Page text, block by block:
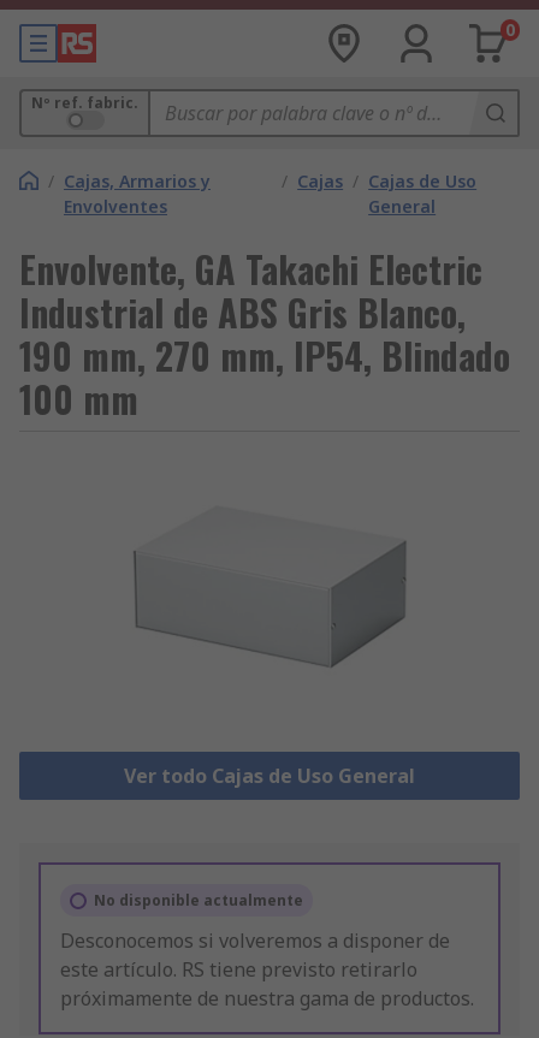
0
Nº ref. fabric.
/ Cajas, Armarios y
Envolventes
/ Cajas / Cajas de Uso
General
Envolvente, GA Takachi Electric
Industrial de ABS Gris Blanco,
190 mm, 270 mm, IP54, Blindado
100 mm
Ver todo Cajas de Uso General
No disponible actualmente
Desconocemos si volveremos a disponer de
este artículo. RS tiene previsto retirarlo
próximamente de nuestra gama de productos.